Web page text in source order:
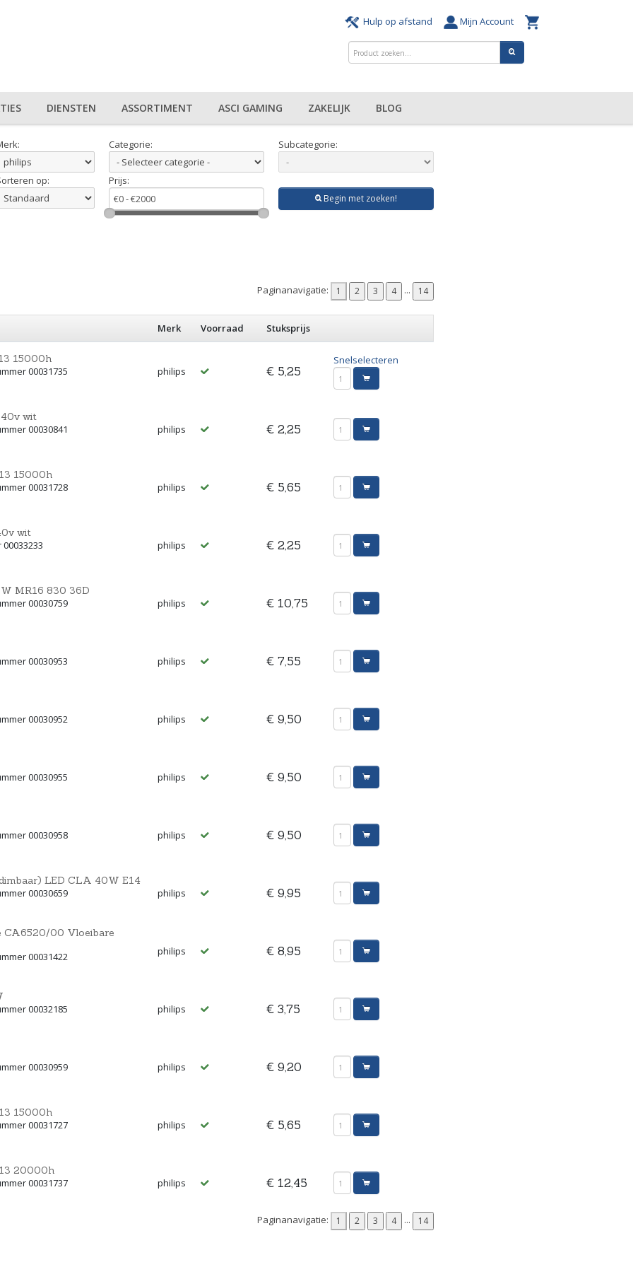
Hulp op afstand Mijn Account
DIENSTEN ASSORTIMENT ASCI GAMING ZAKELIJK BLOG
Categorie: Subcategorie:
op: Prijs:
Begin met zoeken!
Paginanavigatie: ...
Merk Voorraad Stuksprijs
15000h
00031735
philips € 5,25
Snelselecteren
wit
00030841
philips € 2,25
15000h
00031728
philips € 5,65
wit
philips € 2,25
MR16 830 36D
00030759
philips € 10,75
00030953 philips € 7,55
00030952 philips € 9,50
00030955 philips € 9,50
00030958 philips € 9,50
LED CLA 40W E14
00030659
philips € 9,95
CA6520/00 Vloeibare
00031422
philips € 8,95
00032185
philips € 3,75
00030959 philips € 9,20
15000h
00031727
philips € 5,65
20000h
00031737
philips € 12,45
Paginanavigatie: ...